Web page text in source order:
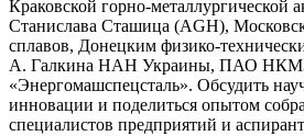
Краковской горно-металлургической
Станислава Сташица (AGH),
сплавов, Донецким физико-
А. Галкина НАН Украины, ПАО
«Энергомашспецсталь». Обсудить
инновации и поделиться опытом
специалистов предприятий и